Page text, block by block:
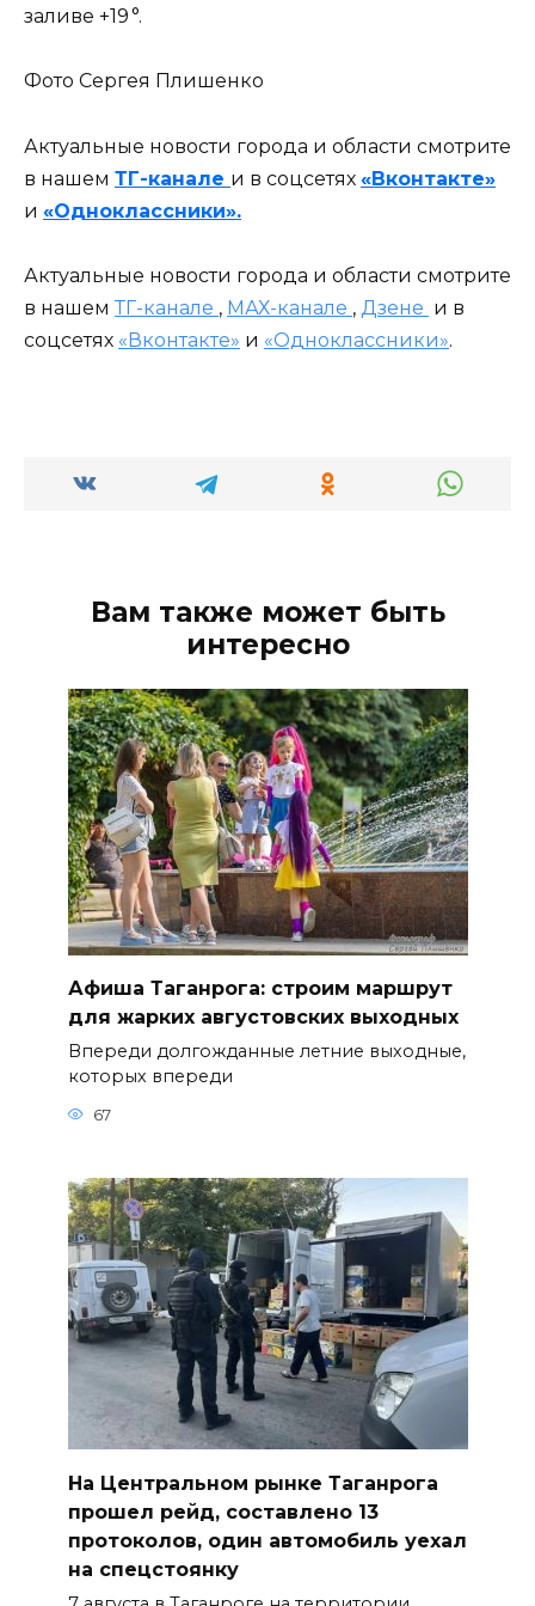
заливе +19 ⁠°.
Фото Сергея Плишенко
Актуальные новости города и области смотрите
в нашем ТГ-канале и в соцсетях «Вконтакте»
и «Одноклассники».
Актуальные новости города и области смотрите
в нашем ТГ-канале , МАХ-канале , Дзене и в
соцсетях «Вконтакте» и «Одноклассники».
Вам также может быть
интересно
Афиша Таганрога: строим маршрут
для жарких августовских выходных
Впереди долгожданные летние выходные,
которых впереди
67
На Центральном рынке Таганрога
прошел рейд, составлено 13
протоколов, один автомобиль уехал
на спецстоянку